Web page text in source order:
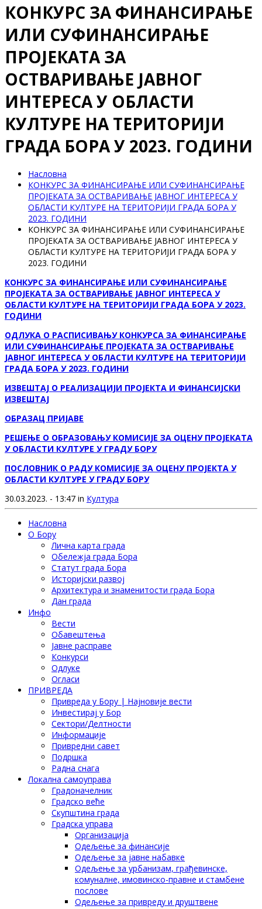
КОНКУРС ЗА ФИНАНСИРАЊЕ
ИЛИ СУФИНАНСИРАЊЕ
ПРОЈЕКАТА ЗА
ОСТВАРИВАЊЕ ЈАВНОГ
ИНТЕРЕСА У ОБЛАСТИ
КУЛТУРЕ НА ТЕРИТОРИЈИ
ГРАДА БОРА У 2023. ГОДИНИ
Насловна
КОНКУРС ЗА ФИНАНСИРАЊЕ ИЛИ СУФИНАНСИРАЊЕ
ПРОЈЕКАТА ЗА ОСТВАРИВАЊЕ ЈАВНОГ ИНТЕРЕСА У
ОБЛАСТИ КУЛТУРЕ НА ТЕРИТОРИЈИ ГРАДА БОРА У
2023. ГОДИНИ
КОНКУРС ЗА ФИНАНСИРАЊЕ ИЛИ СУФИНАНСИРАЊЕ
ПРОЈЕКАТА ЗА ОСТВАРИВАЊЕ ЈАВНОГ ИНТЕРЕСА У
ОБЛАСТИ КУЛТУРЕ НА ТЕРИТОРИЈИ ГРАДА БОРА У
2023. ГОДИНИ
КОНКУРС ЗА ФИНАНСИРАЊЕ ИЛИ СУФИНАНСИРАЊЕ
ПРОЈЕКАТА ЗА ОСТВАРИВАЊЕ ЈАВНОГ ИНТЕРЕСА У
ОБЛАСТИ КУЛТУРЕ НА ТЕРИТОРИЈИ ГРАДА БОРА У 2023.
ГОДИНИ
ОДЛУКA О РАСПИСИВАЊУ КОНКУРСА ЗА ФИНАНСИРАЊЕ
ИЛИ СУФИНАНСИРАЊЕ ПРОЈЕКАТА ЗА ОСТВАРИВАЊЕ
ЈАВНОГ ИНТЕРЕСА У ОБЛАСТИ КУЛТУРЕ НА ТЕРИТОРИЈИ
ГРАДА БОРА У 2023. ГОДИНИ
ИЗВЕШТАЈ О РЕАЛИЗАЦИЈИ ПРОЈЕКТА И ФИНАНСИЈСКИ
ИЗВЕШТАЈ
ОБРАЗАЦ ПРИЈАВЕ
РЕШЕЊЕ О ОБРАЗОВАЊУ КОМИСИЈЕ ЗА ОЦЕНУ ПРОЈЕКАТА
У ОБЛАСТИ КУЛТУРЕ У ГРАДУ БОРУ
ПОСЛОВНИК О РАДУ КОМИСИЈЕ ЗА ОЦЕНУ ПРОЈЕКТА У
ОБЛАСТИ КУЛТУРЕ У ГРАДУ БОРУ
30.03.2023. - 13:47 in Култура
Насловна
О Бору
Лична карта града
Обележја града Бора
Статут града Бора
Историјски развој
Архитектура и знаменитости града Бора
Дан града
Инфо
Вести
Обавештења
Јавне расправе
Конкурси
Одлуке
Огласи
ПРИВРЕДА
Привреда у Бору | Најновије вести
Инвестирај у Бор
Сектори/Делтности
Информације
Привредни савет
Подршка
Радна снага
Локална самоуправа
Градоначелник
Градско веће
Скупштина града
Градска управа
Организација
Одељење за финансије
Одељење за јавне набавке
Одељење за урбанизам, грађевинске,
комуналне, имовинско-правне и стамбене
послове
Одељење за привреду и друштвене